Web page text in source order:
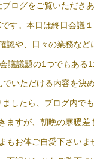
ログをご覧いただき
す。本日は終日会議
認や、日々の業務など
議議題の1つでもある
でいただける内容を決
ましたら、ブログ内で
ますが、朝晩の寒暖
もお体ご自愛下さいま